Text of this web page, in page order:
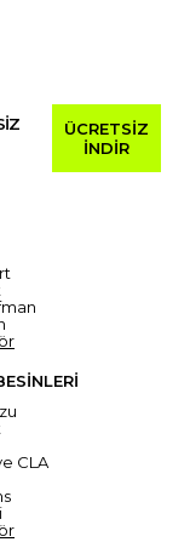
ÜCRETSİZ
İNDİR
CLA